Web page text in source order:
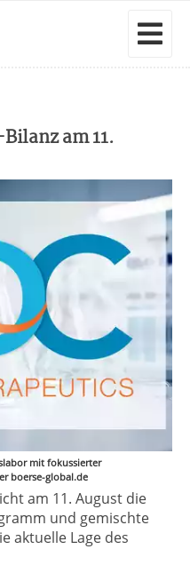
am 11.
mit fokussierter
boerse-global.de
am 11. August die
und gemischte
aktuelle Lage des